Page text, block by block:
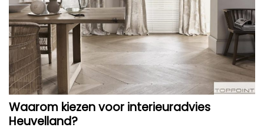
Waarom kiezen voor interieuradvies
Heuvelland?